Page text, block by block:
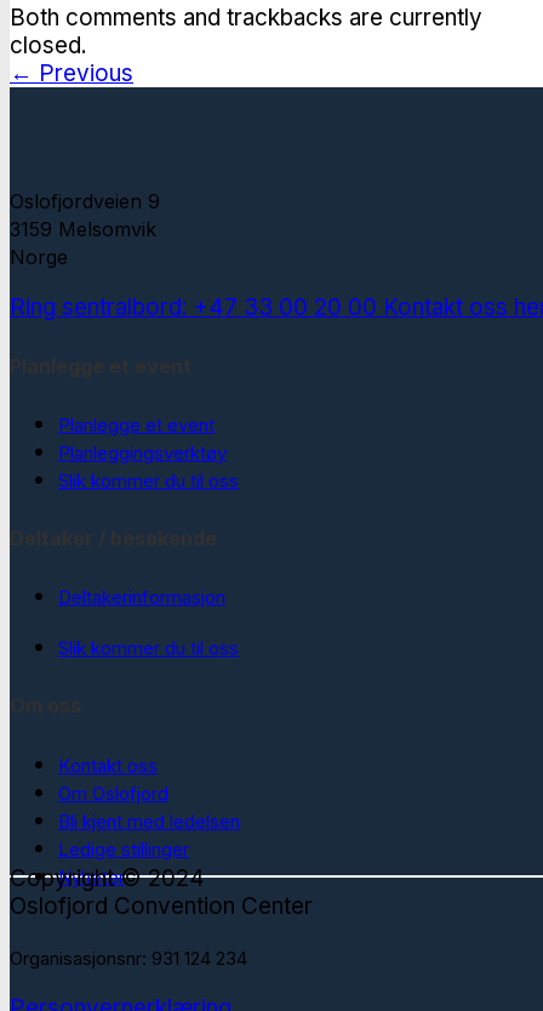
Both comments and trackbacks are currently
closed.
← Previous
Oslofjordveien 9
3159 Melsomvik
Norge
Ring sentralbord: +47 33 00 20 00 Kontakt oss
Planlegge et event
Planleggingsverktøy
Slik kommer du til oss
Deltakerinformasjon
Slik kommer du til oss
Kontakt oss
Om Oslofjord
Bli kjent med ledelsen
Ledige stillinger
Nyheter
Copyright © 2024
Oslofjord Convention Center
Organisasjonsnr: 931 124 234